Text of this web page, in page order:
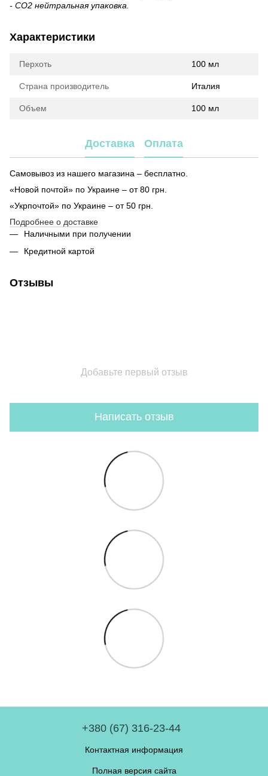
- CO2 нейтральная упаковка.
Характеристики
Перхоть 100 мл
Страна производитель Италия
Объем 100 мл
Доставка Оплата
Самовывоз из нашего магазина – бесплатно.
«Новой почтой» по Украине – от 80 грн.
«Укрпочтой» по Украине – от 50 грн.
Подробнее о доставке
Наличными при получении
Кредитной картой
Отзывы
Добавьте первый отзыв
Написать отзыв
+380 (67) 316-23-44
Контактная информация
Полная версия сайта